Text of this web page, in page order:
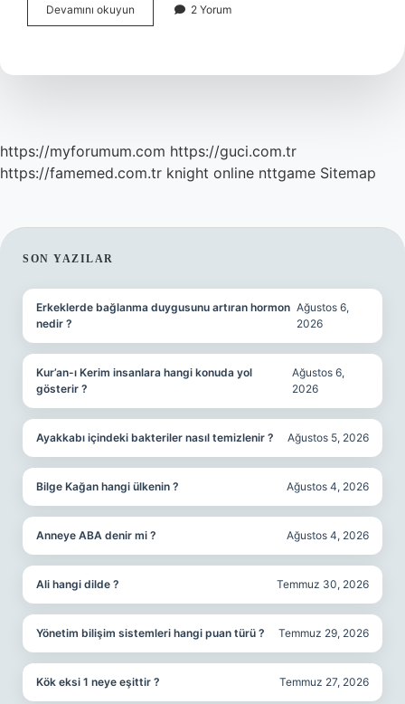
Devamını okuyun Peygamber
Efendimiz
Birlikte
2 Yorum
https://myforumum.com https://guci.com.tr
https://famemed.com.tr knight online nttgame Sitemap
SIDEBAR
SON YAZILAR
Erkeklerde bağlanma duygusunu artıran hormon
nedir ?
Ağustos 6,
2026
Kur’an-ı Kerim insanlara hangi konuda yol
gösterir ?
Ağustos 6,
2026
Ayakkabı içindeki bakteriler nasıl temizlenir ? Ağustos 5, 2026
Bilge Kağan hangi ülkenin ? Ağustos 4, 2026
Anneye ABA denir mi ? Ağustos 4, 2026
Ali hangi dilde ? Temmuz 30, 2026
Yönetim bilişim sistemleri hangi puan türü ? Temmuz 29, 2026
Kök eksi 1 neye eşittir ? Temmuz 27, 2026